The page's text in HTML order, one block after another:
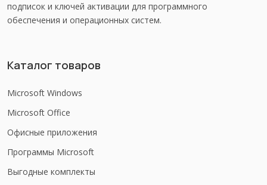
подписок и ключей активации для программного
обеспечения и операционных систем.
Каталог товаров
Microsoft Windows
Microsoft Office
Офисные приложения
Программы Microsoft
Выгодные комплекты